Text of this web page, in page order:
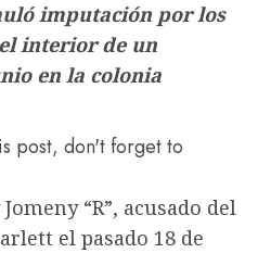
imputación por los
interior de un
en la colonia
post, don't forget to
“R”, acusado del
el pasado 18 de